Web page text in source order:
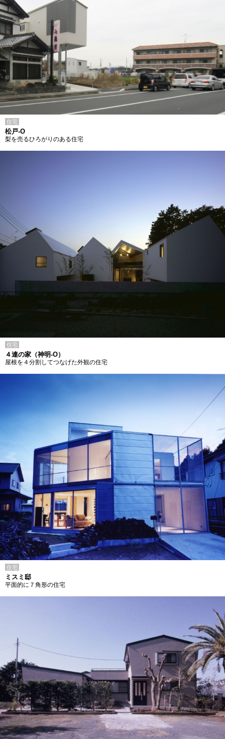
住宅
松戸-O
梨を売るひろがりのある住宅
住宅
４連の家（神明-O）
屋根を４分割してつなげた外観の住宅
住宅
ミスミ邸
平面的に７角形の住宅